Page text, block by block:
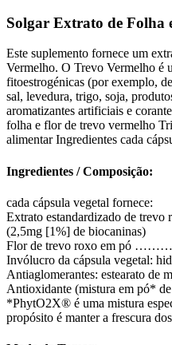
Solgar Extrato de Folha
Este suplemento fornece um
Vermelho. O Trevo Vermelho é
fitoestrogénicas (por exemplo,
sal, levedura, trigo, soja,
aromatizantes artificiais e
folha e flor de trevo vermelho
alimentar Ingredientes cada
Ingredientes / Composição:
cada cápsula vegetal fornece:
Extrato estandardizado de
(2,5mg [1%] de biocaninas)
Flor de trevo roxo em
Invólucro da cápsula vegetal:
Antiaglomerantes: estearato de
Antioxidante (mistura em pó*
*PhytO2X® é uma mistura
propósito é manter a frescura